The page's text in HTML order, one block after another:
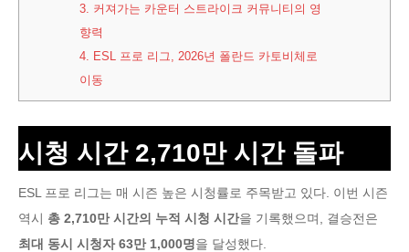
3. 커져가는 카운터 스트라이크 커뮤니티의 영
향력
4. ESL 프로 리그, 2026년 폴란드 카토비체로
이동
시청 시간 2,710만 시간 돌파
ESL 프로 리그는 매 시즌 높은 시청률로 주목받고 있다. 이번 시즌
역시 총 2,710만 시간의 누적 시청 시간을 기록했으며, 결승전은
최대 동시 시청자 63만 1,000명을 달성했다.